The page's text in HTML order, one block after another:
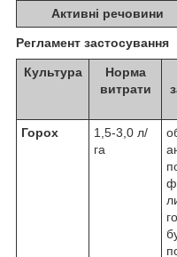
Активні речовини
Регламент застосування
Культура
Норма
витрати
Горох
1,5-3,0 л/
га